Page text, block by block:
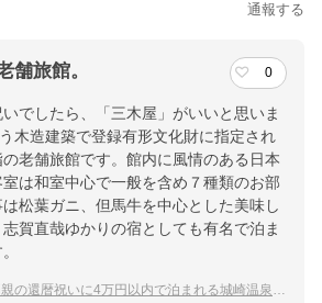
通報する
舗旅館。 0
でしたら、「三木屋」がいいと思いま
木造建築で登録有形文化財に指定され
老舗旅館です。館内に風情のある日本
は和室中心で一般を含め７種類のお部
松葉ガニ、但馬牛を中心とした美味し
賀直哉ゆかりの宿としても有名で泊ま
の還暦祝いに4万円以内で泊まれる城崎温泉を教えて！